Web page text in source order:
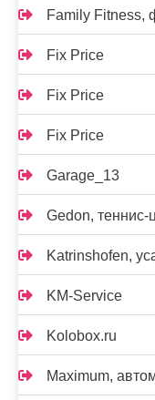
Family Fitness,
Fix Price
Fix Price
Fix Price
Garage_13
Gedon, теннис-
Katrinshofen,
KM-Service
Kolobox.ru
Maximum,